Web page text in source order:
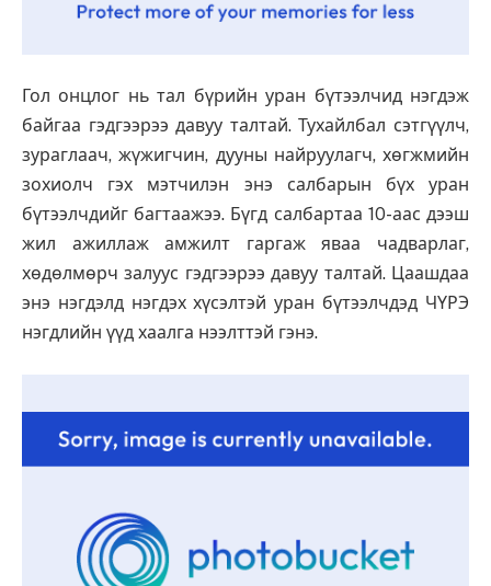
Гол онцлог нь тал бүрийн уран бүтээлчид нэгдэж
байгаа гэдгээрээ давуу талтай. Тухайлбал сэтгүүлч,
зураглаач, жүжигчин, дууны найруулагч, хөгжмийн
зохиолч гэх мэтчилэн энэ салбарын бүх уран
бүтээлчдийг багтаажээ. Бүгд салбартаа 10-аас дээш
жил ажиллаж амжилт гаргаж яваа чадварлаг,
хөдөлмөрч залуус гэдгээрээ давуу талтай. Цаашдаа
энэ нэгдэлд нэгдэх хүсэлтэй уран бүтээлчдэд ЧҮРЭ
нэгдлийн үүд хаалга нээлттэй гэнэ.